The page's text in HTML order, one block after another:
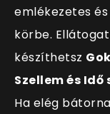
emlékezetes
körbe.
készíthetsz
Szellem és
Ha elég